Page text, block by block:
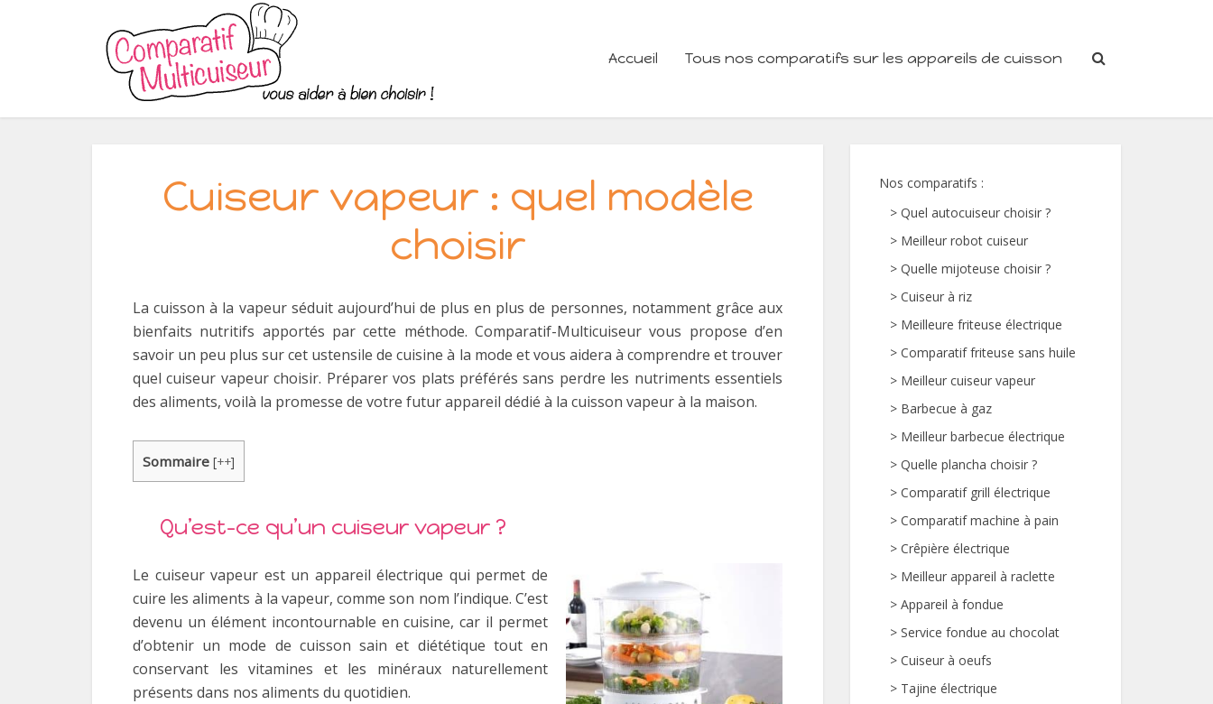
Accueil Tous nos comparatifs sur les appareils de cuisson
Cuiseur vapeur : quel modèle
choisir
La cuisson à la vapeur séduit aujourd’hui de plus en plus de personnes, notamment grâce aux
bienfaits nutritifs apportés par cette méthode. Comparatif-Multicuiseur vous propose d’en
savoir un peu plus sur cet ustensile de cuisine à la mode et vous aidera à comprendre et trouver
quel cuiseur vapeur choisir. Préparer vos plats préférés sans perdre les nutriments essentiels
des aliments, voilà la promesse de votre futur appareil dédié à la cuisson vapeur à la maison.
Sommaire [++]
Qu’est-ce qu’un cuiseur vapeur ?
Le cuiseur vapeur est un appareil électrique qui permet de
cuire les aliments à la vapeur, comme son nom l’indique. C’est
devenu un élément incontournable en cuisine, car il permet
d’obtenir un mode de cuisson sain et diététique tout en
conservant les vitamines et les minéraux naturellement
présents dans nos aliments du quotidien.
Nos comparatifs :
> Quel autocuiseur choisir ?
> Meilleur robot cuiseur
> Quelle mijoteuse choisir ?
> Cuiseur à riz
> Meilleure friteuse électrique
> Comparatif friteuse sans huile
> Meilleur cuiseur vapeur
> Barbecue à gaz
> Meilleur barbecue électrique
> Quelle plancha choisir ?
> Comparatif grill électrique
> Comparatif machine à pain
> Crêpière électrique
> Meilleur appareil à raclette
> Appareil à fondue
> Service fondue au chocolat
> Cuiseur à oeufs
> Tajine électrique